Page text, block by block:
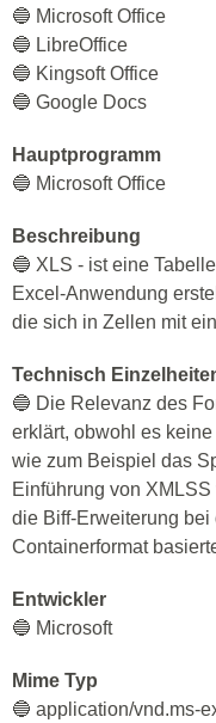
🔵 Microsoft Office
🔵 LibreOffice
🔵 Kingsoft Office
🔵 Google Docs
Hauptprogramm
🔵 Microsoft Office
Beschreibung
🔵 XLS - ist eine
Excel-Anwendung
die sich in Zellen mit
Technisch
🔵 Die Relevanz des
erklärt, obwohl es
wie zum Beispiel das
Einführung von
die Biff-Erweiterung bei
Containerformat
Entwickler
🔵 Microsoft
Mime Typ
🔵 application/vnd.ms-